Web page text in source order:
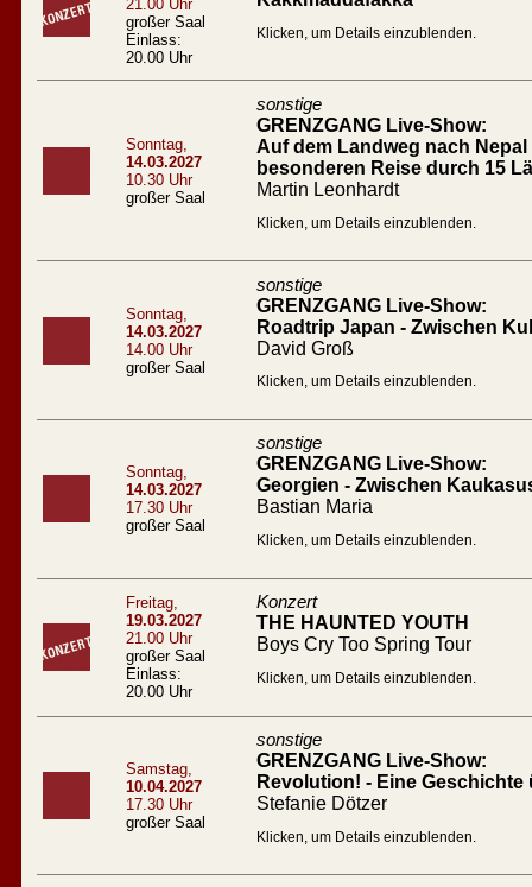
21.00 Uhr
großer Saal
Einlass:
20.00 Uhr
Klicken, um Details einzublenden.
Sonntag,
14.03.2027
10.30 Uhr
großer Saal
sonstige
GRENZGANG Live-Show:
Auf dem Landweg nach
besonderen Reise durch 15
Martin Leonhardt
Klicken, um Details einzublenden.
Sonntag,
14.03.2027
14.00 Uhr
großer Saal
sonstige
GRENZGANG Live-Show:
Roadtrip Japan - Zwischen
David Groß
Klicken, um Details einzublenden.
Sonntag,
14.03.2027
17.30 Uhr
großer Saal
sonstige
GRENZGANG Live-Show:
Georgien - Zwischen
Bastian Maria
Klicken, um Details einzublenden.
Freitag,
19.03.2027
21.00 Uhr
großer Saal
Einlass:
20.00 Uhr
Konzert
THE HAUNTED YOUTH
Boys Cry Too Spring Tour
Klicken, um Details einzublenden.
Samstag,
10.04.2027
17.30 Uhr
großer Saal
sonstige
GRENZGANG Live-Show:
Revolution! - Eine
Stefanie Dötzer
Klicken, um Details einzublenden.